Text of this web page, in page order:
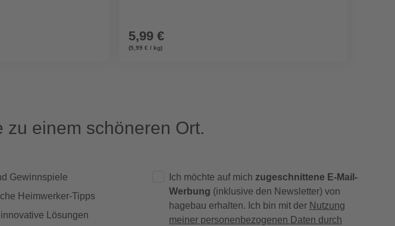
5,99 €
(5,99 € / kg)
einem schöneren Ort.
Gewinnspiele
Heimwerker-Tipps
Lösungen
Ich möchte auf mich zugeschnittene E-Mail-
Werbung (inklusive den Newsletter) von
hagebau erhalten. Ich bin mit der Nutzung
meiner personenbezogenen Daten durch